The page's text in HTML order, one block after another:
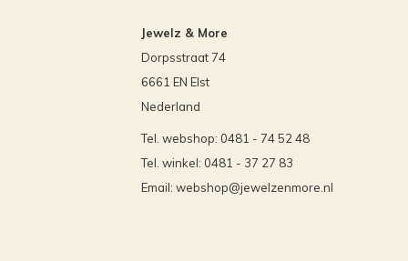
Jewelz & More
Dorpsstraat 74
6661 EN Elst
Nederland
Tel. webshop: 0481 - 74 52 48
Tel. winkel: 0481 - 37 27 83
Email: webshop@jewelzenmore.nl